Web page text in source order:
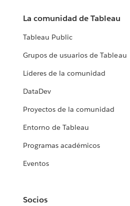
La comunidad de Tableau
Tableau Public
Grupos de usuarios de Tableau
Líderes de la comunidad
DataDev
Proyectos de la comunidad
Entorno de Tableau
Programas académicos
Eventos
Socios